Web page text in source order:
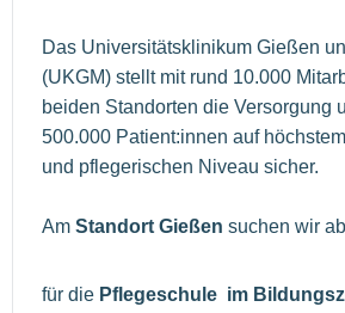
Das Universitätsklinikum Gießen
(UKGM) stellt mit rund 10.000
beiden Standorten die Versorgung
500.000 Patient:innen auf
und pflegerischen Niveau sicher.
Am Standort Gießen suchen wir ab
für die Pflegeschule im